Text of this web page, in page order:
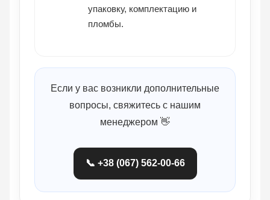
упаковку, комплектацию и
пломбы.
Если у вас возникли дополнительные
вопросы, свяжитесь с нашим
менеджером 👋
📞 +38 (067) 562-00-66